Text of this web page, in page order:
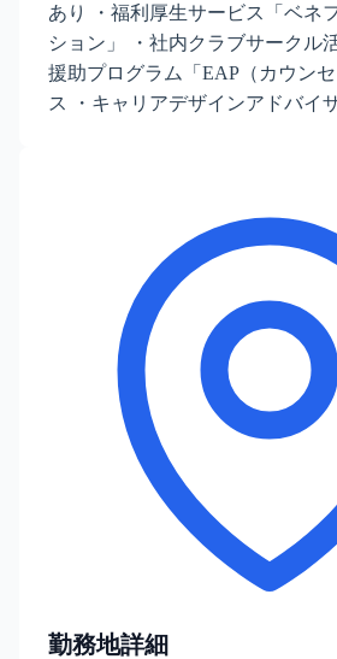
あり ・福利厚生サービス「ベネ
ション」 ・社内クラブサークル
援助プログラム「EAP（カウン
ス ・キャリアデザインアドバイ
勤務地詳細